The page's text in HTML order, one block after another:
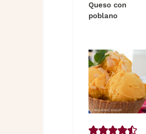
Queso con
poblano